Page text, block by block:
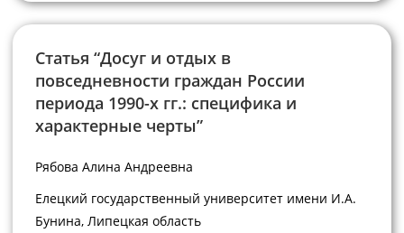
Статья “Досуг и отдых в
повседневности граждан России
периода 1990-х гг.: специфика и
характерные черты”
Рябова Алина Андреевна
Елецкий государственный университет имени И.А.
Бунина, Липецкая область